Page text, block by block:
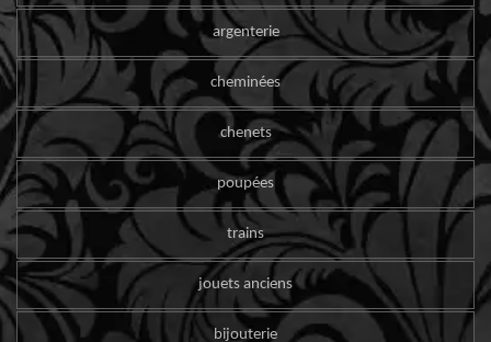
argenterie
cheminées
chenets
poupées
trains
jouets anciens
bijouterie